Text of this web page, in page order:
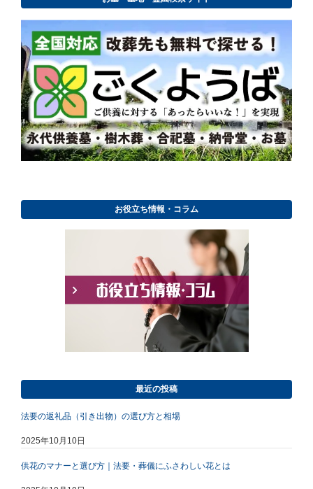
お役立ち情報・コラム
最近の投稿
法要の返礼品（引き出物）の選び方と相場
2025年10月10日
供花のマナーと選び方｜法要・葬儀にふさわしい花とは